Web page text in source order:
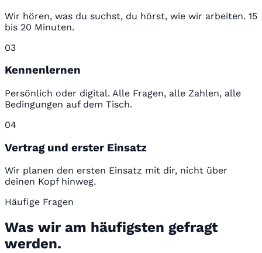
Wir hören, was du suchst, du hörst, wie wir arbeiten. 15
bis 20 Minuten.
03
Kennenlernen
Persönlich oder digital. Alle Fragen, alle Zahlen, alle
Bedingungen auf dem Tisch.
04
Vertrag und erster Einsatz
Wir planen den ersten Einsatz mit dir, nicht über
deinen Kopf hinweg.
Häufige Fragen
Was wir am häufigsten gefragt
werden.